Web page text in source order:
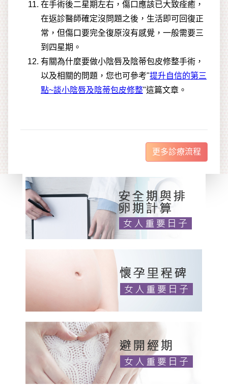
更多診療流程